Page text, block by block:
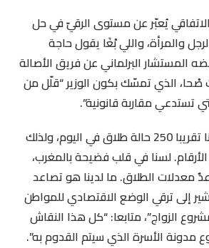
يُعبّر عن مستوى الرقيّ في حل
والمرأة، واللي بْغَا يقول حاجة
المستشار البرلماني عن فريق الأصالة
صْحا، الذي تمسّك بكون الوزير “قلّل من
تستدعي مقاربة قانونية”.
وقال وزير العدل: “لدينا تقريبا 250 حالة طلاق في اليوم، ولذلك
لسنا في قلب فضيحة بالمغرب،
معدلات الطلاق. ما لدينا هو تصاعد
إلى ترقي الوضع الاقتصادي للمواطن
الزواج”، متابعا: “كل هذا النقاش
الأسرة الذي سيتم القدوم به”.